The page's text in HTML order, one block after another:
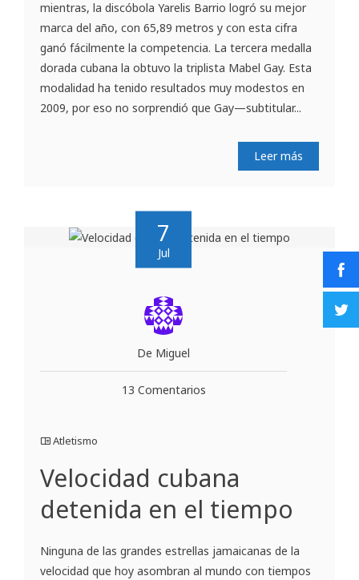
mientras, la discóbola Yarelis Barrio logró su mejor
marca del año, con 65,89 metros y con esta cifra
ganó fácilmente la competencia. La tercera medalla
dorada cubana la obtuvo la triplista Mabel Gay. Esta
modalidad ha tenido resultados muy modestos en
2009, por eso no sorprendió que Gay—subtitular...
Leer más
7
Jul
De Miguel
13 Comentarios
Atletismo
Velocidad cubana
detenida en el tiempo
Ninguna de las grandes estrellas jamaicanas de la
velocidad que hoy asombran al mundo con tiempos